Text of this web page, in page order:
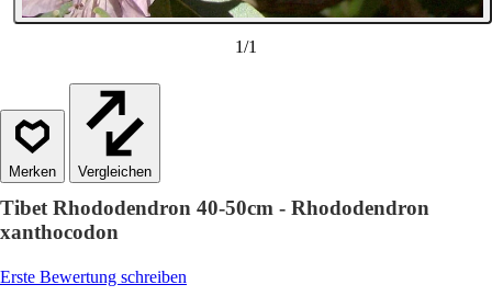
1/1
Vergleichen
Tibet Rhododendron 40-50cm - Rhododendron
xanthocodon
Erste Bewertung schreiben